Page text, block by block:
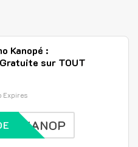
Kanopé :
sur TOUT
Expires
KANOP